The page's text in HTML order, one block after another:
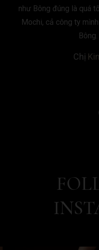
như Bông đúng là quá
Mochi, cả công ty
Chị